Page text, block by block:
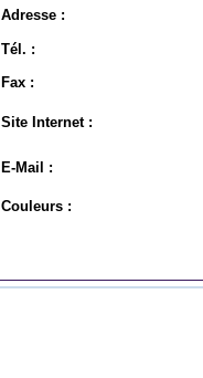
Adresse :
Tél. :
Fax :
Site Internet :
E-Mail :
Couleurs :